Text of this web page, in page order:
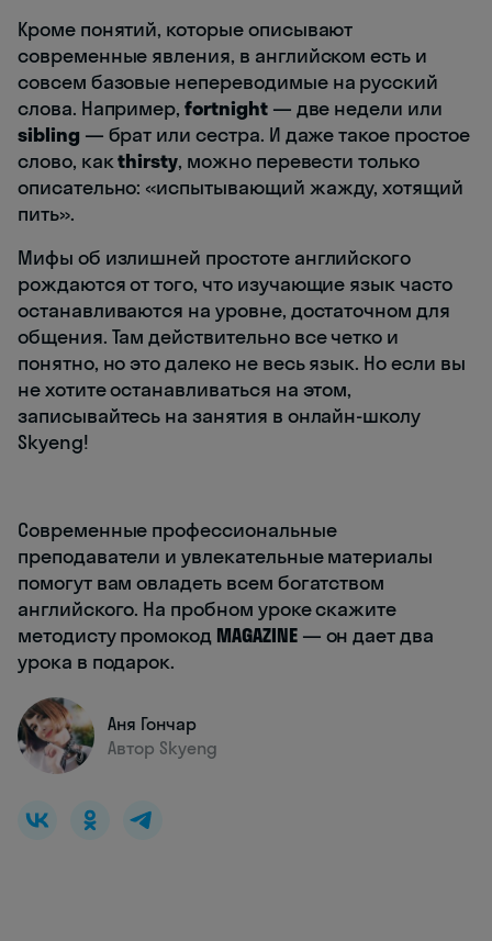
Кроме понятий, которые описывают
современные явления, в английском есть и
совсем базовые непереводимые на русский
слова. Например,fortnight— две недели или
sibling — брат или сестра. И даже такое простое
слово, какthirsty, можно перевести только
описательно: «испытывающий жажду, хотящий
пить».
Мифы об излишней простоте английского
рождаются от того, что изучающие язык часто
останавливаются на уровне, достаточном для
общения. Там действительно все четко и
понятно, но это далеко не весь язык. Но если вы
не хотите останавливаться на этом,
записывайтесь на занятия в онлайн-школу
Skyeng!
Современные профессиональные
преподаватели и увлекательные материалы
помогут вам овладеть всем богатством
английского. На пробном уроке скажите
методисту промокод MAGAZINE— он дает два
урока в подарок.
Аня Гончар
Автор Skyeng